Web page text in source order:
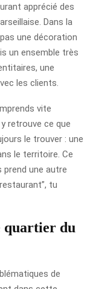
apprécié des
Dans la
une décoration
un ensemble très
une
les clients.
vite
retrouve ce que
le trouver : une
le territoire. Ce
prend une autre
tu
quartier du
de